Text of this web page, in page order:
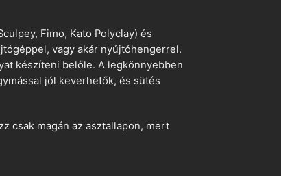
Fimo, Kato Polyclay) és
vagy akár nyújtóhengerrel.
készíteni belőle. A legkönnyebben
jól keverhetők, és sütés
csak magán az asztallapon, mert